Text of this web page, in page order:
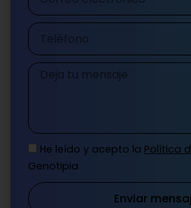
electrónico
Teléfono
Mensaje
He leído y acepto la Política
Genotipia
Enviar